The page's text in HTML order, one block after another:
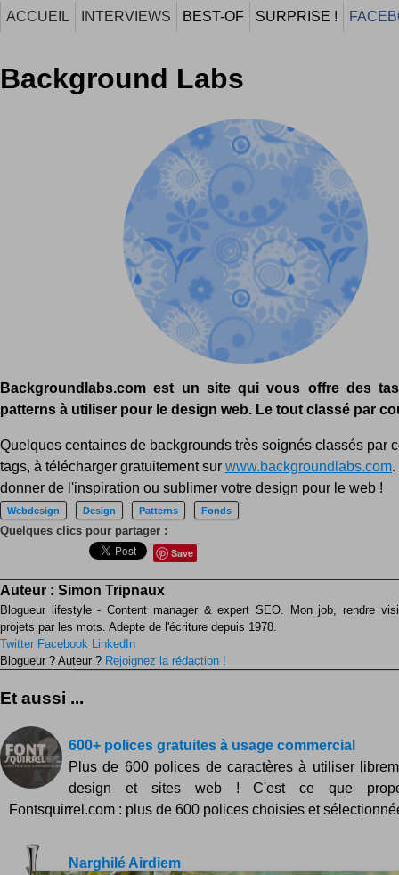
ACCUEIL INTERVIEWS BEST-OF SURPRISE !
Background Labs
Backgroundlabs.com est un site qui vous offre des
patterns à utiliser pour le design web. Le tout classé par
Quelques centaines de backgrounds très soignés classés par
tags, à télécharger gratuitement sur www.backgroundlabs.com.
donner de l'inspiration ou sublimer votre design pour le web !
Webdesign Design Patterns Fonds
Quelques clics pour partager :
Save
Auteur : Simon Tripnaux
Blogueur lifestyle - Content manager & expert SEO. Mon job, rendre
projets par les mots. Adepte de l'écriture depuis 1978.
Twitter Facebook LinkedIn
Blogueur ? Auteur ? Rejoignez la rédaction !
Et aussi ...
600+ polices gratuites à usage commercial
Plus de 600 polices de caractères à utiliser
design et sites web ! C'est ce que
Fontsquirrel.com : plus de 600 polices choisies et
Narghilé Airdiem